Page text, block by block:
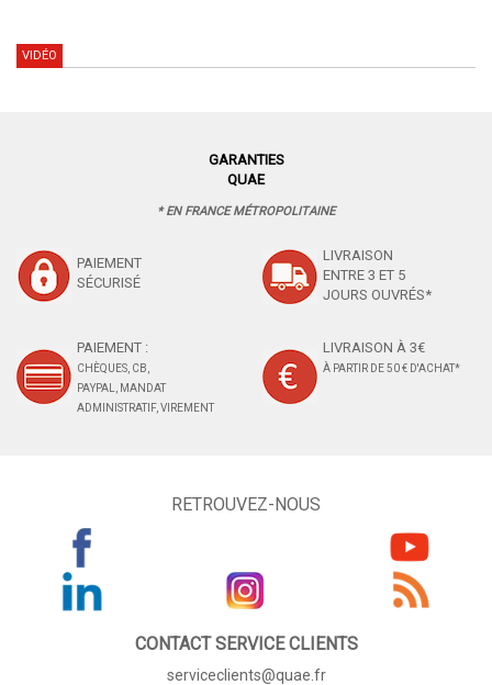
VIDÉO
GARANTIES
QUAE
* EN FRANCE MÉTROPOLITAINE
PAIEMENT
SÉCURISÉ
LIVRAISON
ENTRE 3 ET 5
JOURS OUVRÉS*
PAIEMENT :
CHÈQUES, CB,
PAYPAL, MANDAT
ADMINISTRATIF, VIREMENT
LIVRAISON À 3€
À PARTIR DE 50 € D'ACHAT*
RETROUVEZ-NOUS
CONTACT SERVICE CLIENTS
serviceclients@quae.fr